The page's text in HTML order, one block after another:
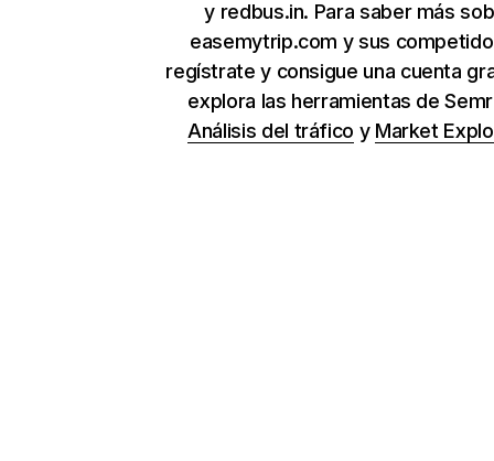
y redbus.in. Para saber más
easemytrip.com y sus
regístrate y consigue una cuenta
explora las herramientas de
Análisis del tráfico y Market